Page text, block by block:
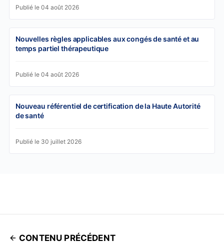
Publié le 04 août 2026
Nouvelles règles applicables aux congés de santé et au
temps partiel thérapeutique
Publié le 04 août 2026
Nouveau référentiel de certification de la Haute Autorité
de santé
Publié le 30 juillet 2026
CONTENU PRÉCÉDENT